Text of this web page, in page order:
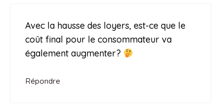
Avec la hausse des loyers, est-ce que le
coût final pour le consommateur va
également augmenter?
Répondre